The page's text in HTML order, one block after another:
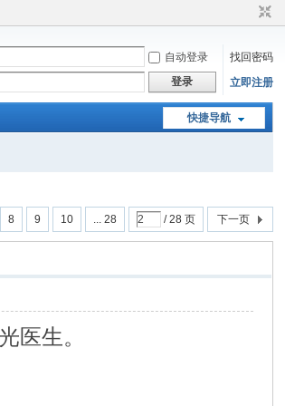
自动登录
找回密码
登录 立即注册
快捷导航
8 9 10 ... 28 / 28 页 下一页
医生。